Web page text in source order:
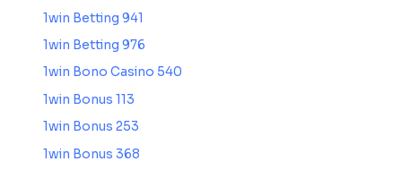
1win Betting 941
1win Betting 976
1win Bono Casino 540
1win Bonus 113
1win Bonus 253
1win Bonus 368